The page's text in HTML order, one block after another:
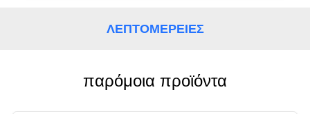
ΛΕΠΤΟΜΈΡΕΙΕΣ
παρόμοια προϊόντα